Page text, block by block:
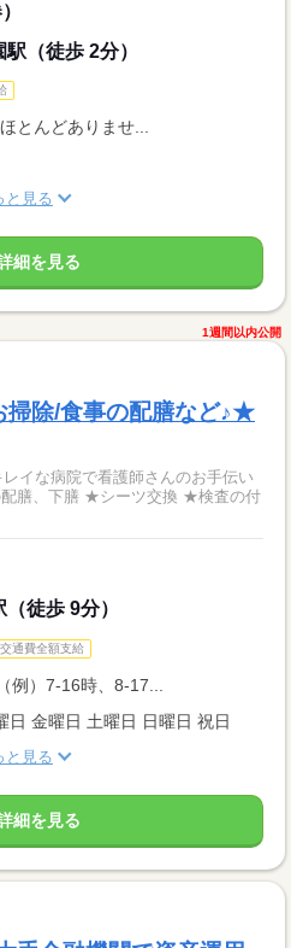
（徒歩 2分）
とんどありませ...
と見る
細を見る
1週間以内公開
除/食事の配膳など♪★
イな病院で看護師さんのお手伝い
徒歩 9分）
交通費全額支給
例）7-16時、8-17...
日 金曜日 土曜日 日曜日 祝日
と見る
細を見る